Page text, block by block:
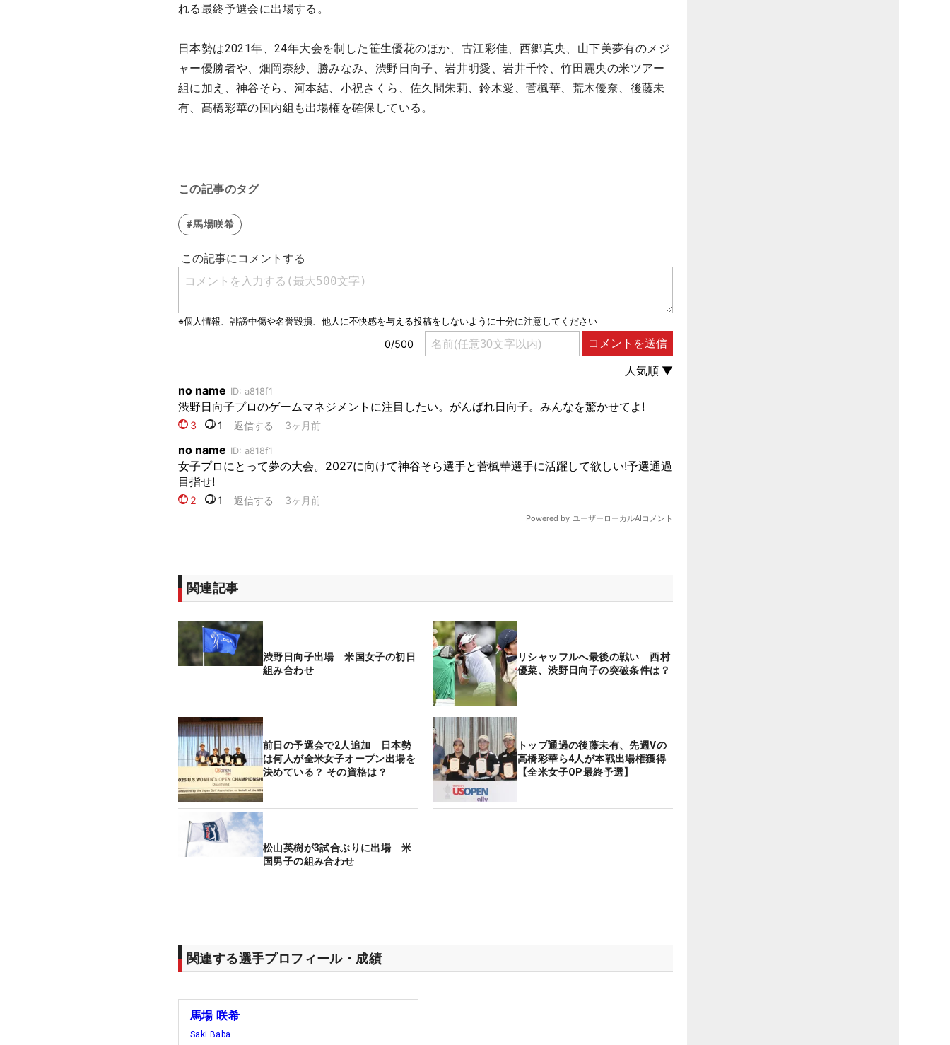
れる最終予選会に出場する。
日本勢は2021年、24年大会を制した笹生優花のほか、古江彩佳、西郷真央、山下美夢有のメジ
ャー優勝者や、畑岡奈紗、勝みなみ、渋野日向子、岩井明愛、岩井千怜、竹田麗央の米ツアー
組に加え、神谷そら、河本結、小祝さくら、佐久間朱莉、鈴木愛、菅楓華、荒木優奈、後藤未
有、髙橋彩華の国内組も出場権を確保している。
この記事のタグ
#馬場咲希
関連記事
渋野日向子出場 米国女子の初日
組み合わせ
リシャッフルへ最後の戦い 西村
優菜、渋野日向子の突破条件は？
前日の予選会で2人追加 日本勢
は何人が全米女子オープン出場を
決めている？ その資格は？
トップ通過の後藤未有、先週Vの
高橋彩華ら4人が本戦出場権獲得
【全米女子OP最終予選】
松山英樹が3試合ぶりに出場 米
国男子の組み合わせ
関連する選手プロフィール・成績
馬場 咲希
Saki Baba